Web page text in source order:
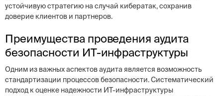
устойчивую стратегию на случай кибератак, сохранив
доверие клиентов и партнеров.
Преимущества проведения аудита
безопасности ИТ-инфраструктуры
Одним из важных аспектов аудита является возможность
стандартизации процессов безопасности. Систематический
подход к оценке надежности ИТ-инфраструктуры